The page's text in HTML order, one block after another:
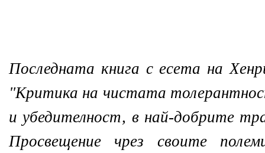
Последната книга с есета на
"Критика на чистата
и убедителност, в най-добрите
Просвещение чрез своите